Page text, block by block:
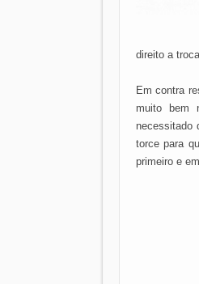
direito a
Em contra
muito bem
necessitado
torce para
primeiro e